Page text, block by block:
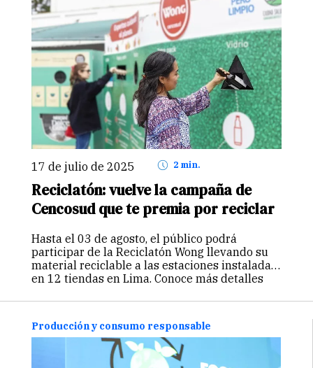
17 de julio de 2025 2 min.
Reciclatón: vuelve la campaña de
Cencosud que te premia por reciclar
Hasta el 03 de agosto, el público podrá
participar de la Reciclatón Wong llevando su
material reciclable a las estaciones instaladas
en 12 tiendas en Lima. Conoce más detalles
Producción y consumo responsable